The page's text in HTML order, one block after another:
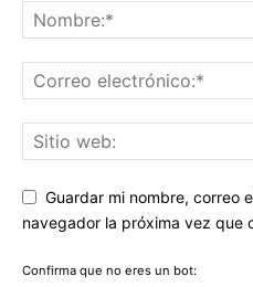
Guardar mi nombre, correo
navegador la próxima vez que
Confirma que no eres un bot: